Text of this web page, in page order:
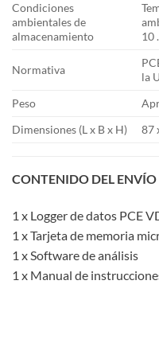
Condiciones
ambientales de
almacenamiento
10
Normativa
la
Peso
Dimensiones (L x B x H)
87
CONTENIDO DEL ENVÍO
1 x Logger de datos PCE
1 x Tarjeta de memoria
1 x Software de análisis
1 x Manual de